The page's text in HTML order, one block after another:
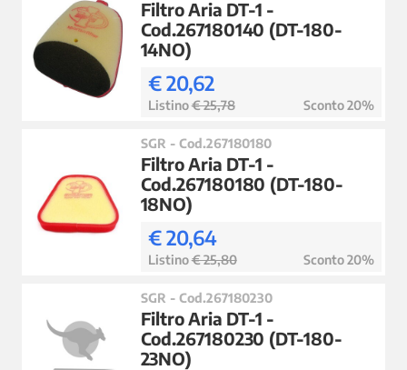
Filtro Aria DT-1 -
Cod.267180140 (DT-180-
14NO)
€ 20,62
Listino€ 25,78 Sconto 20%
SGR - Cod.267180180
Filtro Aria DT-1 -
Cod.267180180 (DT-180-
18NO)
€ 20,64
Listino€ 25,80 Sconto 20%
SGR - Cod.267180230
Filtro Aria DT-1 -
Cod.267180230 (DT-180-
23NO)